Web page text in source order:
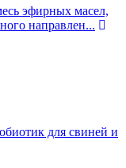
эфирных масел,
направлен...
для свиней и